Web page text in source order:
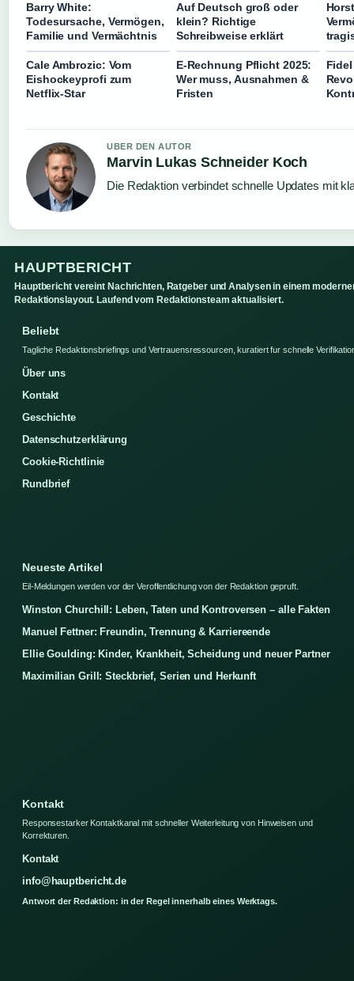
Barry White:
Todesursache, Vermögen,
Familie und Vermächtnis
Auf Deutsch groß oder
klein? Richtige
Schreibweise erklärt
Cale Ambrozic: Vom
Eishockeyprofi zum
Netflix-Star
E-Rechnung Pflicht 2025:
Wer muss, Ausnahmen &
Fristen
UBER DEN AUTOR
Marvin Lukas Schneider Koch
Die Redaktion verbindet schnelle Updates mit
HAUPTBERICHT
Hauptbericht vereint Nachrichten, Ratgeber und Analysen in einem
Redaktionslayout. Laufend vom Redaktionsteam aktualisiert.
Beliebt
Tagliche Redaktionsbriefings und Vertrauensressourcen, kuratiert fur schnelle
Über uns
Kontakt
Geschichte
Datenschutzerklärung
Cookie-Richtlinie
Rundbrief
Neueste Artikel
Eil-Meldungen werden vor der Veroffentlichung von der Redaktion gepruft.
Winston Churchill: Leben, Taten und Kontroversen – alle Fakten
Manuel Fettner: Freundin, Trennung & Karriereende
Ellie Goulding: Kinder, Krankheit, Scheidung und neuer Partner
Maximilian Grill: Steckbrief, Serien und Herkunft
Kontakt
Responsestarker Kontaktkanal mit schneller Weiterleitung von Hinweisen und
Korrekturen.
Kontakt
info@hauptbericht.de
Antwort der Redaktion: in der Regel innerhalb eines Werktags.